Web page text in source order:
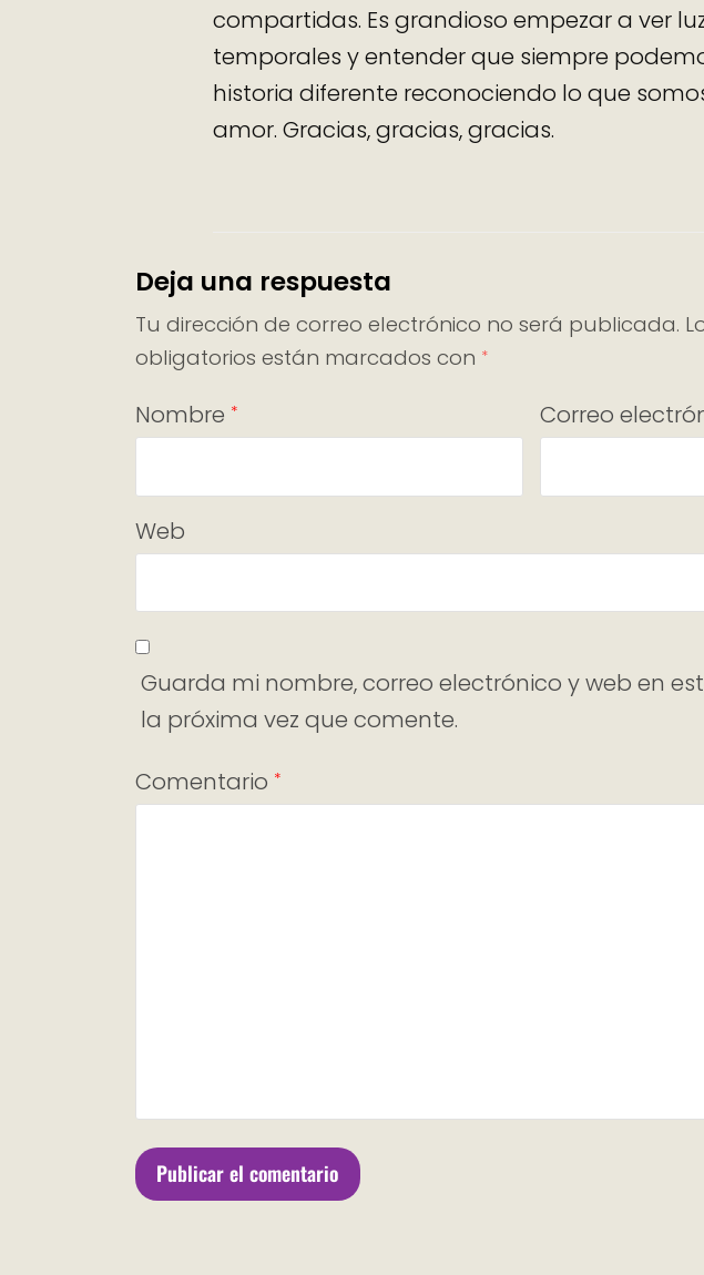
compartidas. Es grandioso empezar a ver
temporales y entender que siempre
historia diferente reconociendo lo que
amor. Gracias, gracias, gracias.
Deja una respuesta
Tu dirección de correo electrónico no será publicada.
obligatorios están marcados con *
Nombre * Correo
Web
Guarda mi nombre, correo electrónico y web en
la próxima vez que comente.
Comentario *